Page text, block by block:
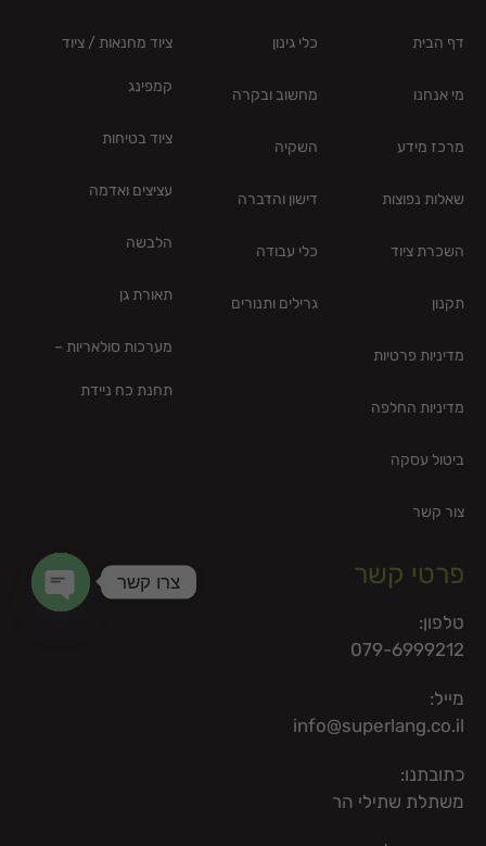
דף הבית
מי אנחנו
מרכז מידע
שאלות נפוצות
השכרת ציוד
תקנון
מדיניות פרטיות
מדיניות החלפה
ביטול עסקה
צור קשר
כלי גינון
מחשוב ובקרה
השקיה
דישון והדברה
כלי עבודה
גרילים ותנורים
ציוד מחנאות / ציוד
קמפינג
ציוד בטיחות
עציצים ואדמה
הלבשה
תאורת גן
מערכות סולאריות –
תחנת כח ניידת
פרטי קשר
טלפון:
079-6999212
מייל:
info@superlang.co.il
כתובתנו:
משתלת שתילי הר
צרו קשר